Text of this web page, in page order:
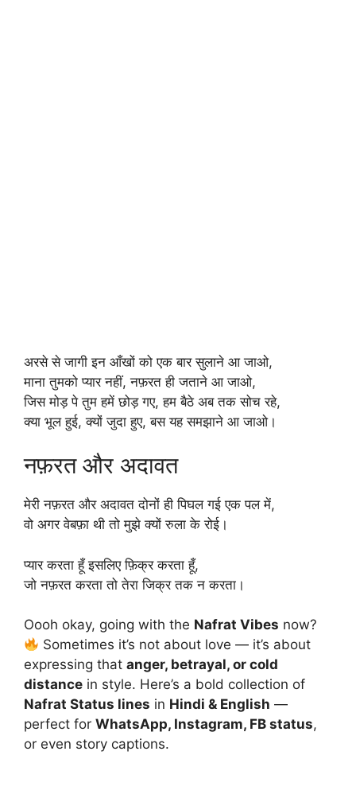
अरसे से जागी इन आँखों को एक बार सुलाने आ जाओ,
माना तुमको प्यार नहीं, नफ़रत ही जताने आ जाओ,
जिस मोड़ पे तुम हमें छोड़ गए, हम बैठे अब तक सोच रहे,
क्या भूल हुई, क्यों जुदा हुए, बस यह समझाने आ जाओ।
नफ़रत और अदावत
मेरी नफ़रत और अदावत दोनों ही पिघल गई एक पल में,
वो अगर वेबफ़ा थी तो मुझे क्यों रुला के रोई।
प्यार करता हूँ इसलिए फ़िक्र करता हूँ,
जो नफ़रत करता तो तेरा जिक्र तक न करता।
Oooh okay, going with the Nafrat Vibes now?
Sometimes it’s not about love — it’s about
expressing that anger, betrayal, or cold
distance in style. Here’s a bold collection of
Nafrat Status lines in Hindi & English —
perfect for WhatsApp, Instagram, FB status,
or even story captions.